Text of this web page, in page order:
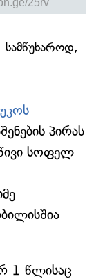
სამწუხაროდ,
პირას
სოფელ
1 წლისაც